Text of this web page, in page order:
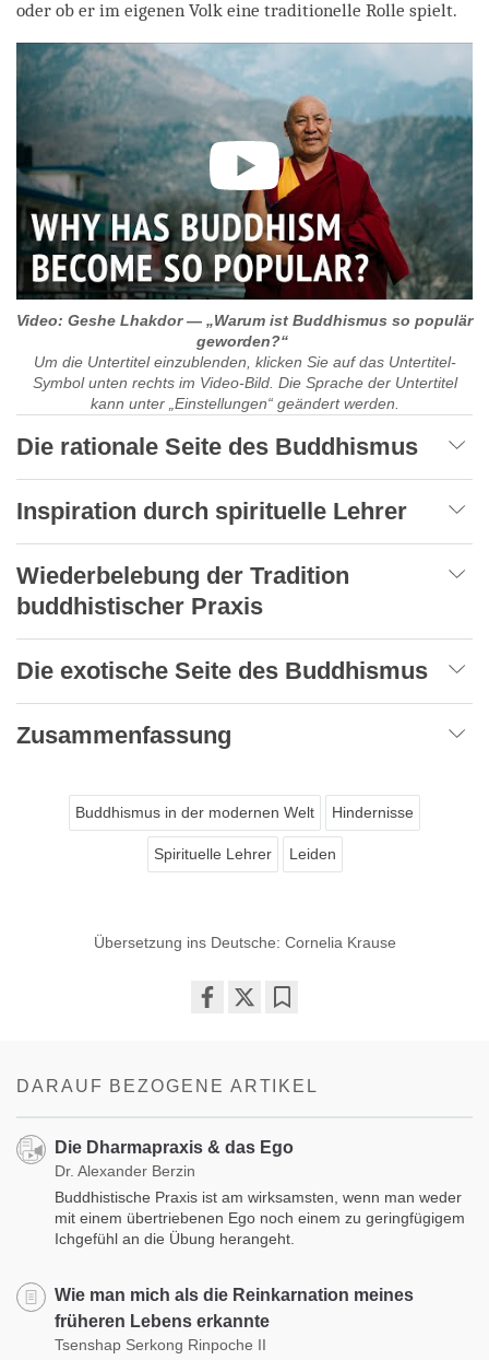
oder ob er im eigenen Volk eine traditionelle Rolle spielt.
Video: Geshe Lhakdor — „Warum ist Buddhismus so populär
geworden?“
Um die Untertitel einzublenden, klicken Sie auf das Untertitel-
Symbol unten rechts im Video-Bild. Die Sprache der Untertitel
kann unter „Einstellungen“ geändert werden.
Die rationale Seite des Buddhismus
Inspiration durch spirituelle Lehrer
Wiederbelebung der Tradition
buddhistischer Praxis
Die exotische Seite des Buddhismus
Zusammenfassung
Buddhismus in der modernen Welt Hindernisse
Spirituelle Lehrer Leiden
Übersetzung ins Deutsche: Cornelia Krause
DARAUF BEZOGENE ARTIKEL
Die Dharmapraxis & das Ego
Dr. Alexander Berzin
Buddhistische Praxis ist am wirksamsten, wenn man weder
mit einem übertriebenen Ego noch einem zu geringfügigem
Ichgefühl an die Übung herangeht.
Wie man mich als die Reinkarnation meines
früheren Lebens erkannte
Tsenshap Serkong Rinpoche II